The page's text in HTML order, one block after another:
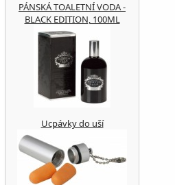
PÁNSKÁ TOALETNÍ VODA -
BLACK EDITION, 100ML
Ucpávky do uší